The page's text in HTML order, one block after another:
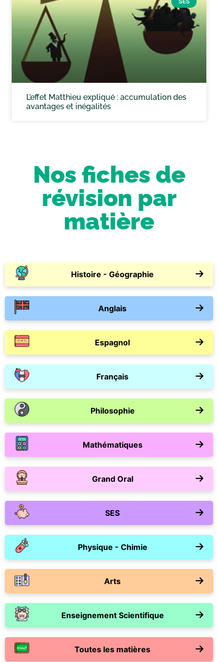
L’effet Matthieu expliqué : accumulation des
avantages et inégalités
Nos fiches de
révision par
matière
Histoire - Géographie
Anglais
Espagnol
Français
Philosophie
Mathématiques
Grand Oral
SES
Physique - Chimie
Arts
Enseignement Scientifique
Toutes les matières